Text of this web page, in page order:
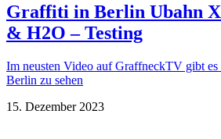
Graffiti in Berlin Ubahn
& H2O – Testing
Im neusten Video auf GraffneckTV gibt
Berlin zu sehen
15. Dezember 2023